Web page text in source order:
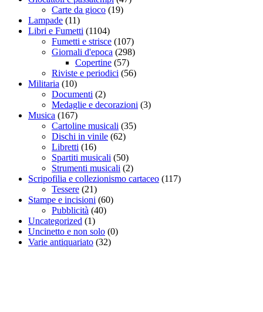
Carte da gioco (19)
Lampade (11)
Libri e Fumetti (1104)
Fumetti e strisce (107)
Giornali d'epoca (298)
Copertine (57)
Riviste e periodici (56)
Militaria (10)
Documenti (2)
Medaglie e decorazioni (3)
Musica (167)
Cartoline musicali (35)
Dischi in vinile (62)
Libretti (16)
Spartiti musicali (50)
Strumenti musicali (2)
Scripofilia e collezionismo cartaceo (117)
Tessere (21)
Stampe e incisioni (60)
Pubblicità (40)
Uncategorized (1)
Uncinetto e non solo (0)
Varie antiquariato (32)